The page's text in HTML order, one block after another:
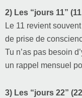
2) Les “jours 11”
Le 11 revient
de prise de
Tu n’as pas besoin
un rappel mensuel
3) Les “jours 22”